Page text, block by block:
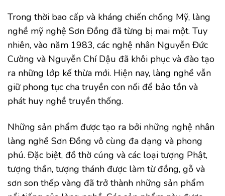
Trong thời bao cấp và kháng chiến chống Mỹ, làng
nghề mỹ nghệ Sơn Đồng đã từng bị mai một. Tuy
nhiên, vào năm 1983, các nghệ nhân Nguyễn Đức
Cường và Nguyễn Chí Dậu đã khôi phục và đào tạo
ra những lớp kế thừa mới. Hiện nay, làng nghề vẫn
giữ phong tục cha truyền con nối để bảo tồn và
phát huy nghề truyền thống.
Những sản phẩm được tạo ra bởi những nghệ nhân
làng nghề Sơn Đồng vô cùng đa dạng và phong
phú. Đặc biệt, đồ thờ cúng và các loại tượng Phật,
tượng thần, tượng thánh được làm từ đồng, gỗ và
sơn son thếp vàng đã trở thành những sản phẩm